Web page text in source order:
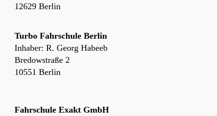
12629 Berlin
Turbo Fahrschule Berlin
Inhaber: R. Georg Habeeb
Bredowstraße 2
10551 Berlin
Fahrschule Exakt GmbH